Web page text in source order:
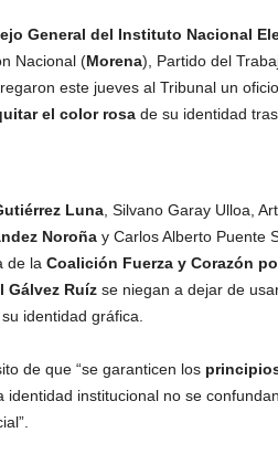
General del Instituto Nacional
Nacional (Morena), Partido del
este jueves al Tribunal un
el color rosade su identidad
Luna, Silvano Garay Ulloa,
Noroñay Carlos Alberto Puente
de la Coalición Fuerza y Corazón
Gálvez Ruízse niegan a dejar de
identidad gráfica.
de que “se garanticen los
identidad institucional no se